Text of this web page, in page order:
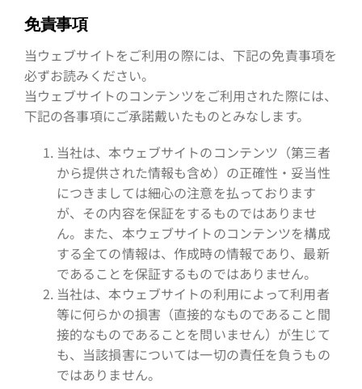
免責事項
当ウェブサイトをご利用の際には、下記の免責事項を
必ずお読みください。
当ウェブサイトのコンテンツをご利用された際には、
下記の各事項にご承諾戴いたものとみなします。
当社は、本ウェブサイトのコンテンツ（第三者
から提供された情報も含め）の正確性・妥当性
につきましては細心の注意を払っております
が、その内容を保証をするものではありませ
ん。また、本ウェブサイトのコンテンツを構成
する全ての情報は、作成時の情報であり、最新
であることを保証するものではありません。
当社は、本ウェブサイトの利用によって利用者
等に何らかの損害（直接的なものであること間
接的なものであることを問いません）が生じて
も、当該損害については一切の責任を負うもの
ではありません。